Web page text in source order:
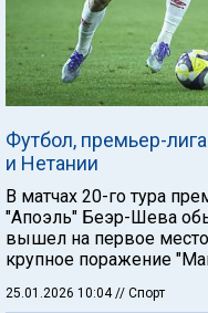
Футбол, премьер-
и Нетании
В матчах 20-го тура
"Апоэль" Беэр-Шева
вышел на первое
крупное поражение
25.01.2026 10:04 // Спорт